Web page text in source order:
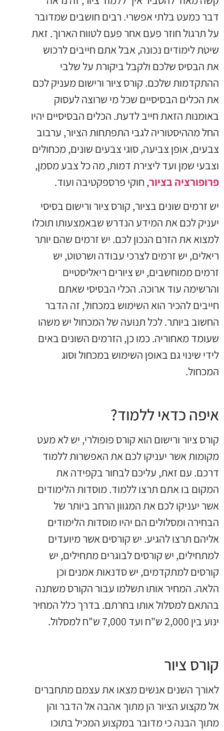
דבר כמעט בלתי אפשרי. רבים חושבים שמדובר
על תרגול חוזר פעם אחר פעם לטווח הארוך. זאת
שיטת לימודים נכונה, אבל אתם חייבים לרכוש
את הבסיס שלכם ולקבל ביקורת על שלבי
ההתקדמות שלכם. קורס ציור ורישום מעניק לכם
את הכלים הבסיסיים שכל מי שרוצה לעסוק
באומנות הזאת חייב לדעת. הכלים הבסיסיים יהיו
החל מההיסטוריה לגבי התפתחות הציור, ערבוב
צבעים, אופן צביעה, סוגי צבעים שונים, מכחולים
וצבעי שמן ועד ליצירת דמות, מה כל צבע מסמן,
פרופורציה בציור, חוקי פרספקטיבה ועוד.
יש זרמים שונים בציור, קורס ציור ורישום בסיסי
יעניק לכם את המידע הנדרש שבאמצעותו תוכלו
למצוא את הזרם הנכון לכם. יש זרמים שהם יותר
ריאלים, יש זרמים לצרכי עבודה ושרטוט, יש
זרמים ממוחשבים, יש ציורים ריאליסטיים
והרשימה עוד ארוכה. הכלי הבסיסי שאתם
חייבים להכיר הוא השימוש במכחול, זה הדבר
החשוב ביותר. לכל תנועה של המכחול יש משהו
שעומד מאחוריה. כמו כן, הזרמים השונים באים
לידי שינוי גם באופן השימוש במכחול וסוג
המכחול.
איפה כדאי ללמוד?
קורס ציור ורישום הוא קורס פופולרי, יש לא מעט
מקומות אשר יעניקו לכם את האפשרות ללמוד
דרכם. עם זאת, עליכם לבחור בקפידה את
המקום בו אתם תרצו ללמוד. מוסדות הלימודים
אשר יעניקו לכם את המגוון הרחב ביותר של
הבחירה ומסלולים הם יהיו מוסדות הלימודים
אליהם תרצו להגיע. יש קורסים אשר מיועדים
למתחילים, יש קורסים לבוגרים מתחילים, יש
קורסים למתקדמים, יש סדנאות אמנים וכן
הלאה. המחיר אותו תשלמו עבור הקורס משתנה
בהתאם למסלול אותו בחרתם. בדרך כלל המחיר
ינוע בין 2,000 ש"ח ועד 7,000 ש"ח למסלול.
קורס ציור
לאורך השנים אנשים מצאו את עצמם מתחברים
אל מקצוע הציור הן מתוך אהבה אל הדבר והן
מתוך הבנה כי מדובר במקצוע המכיל בתוכו